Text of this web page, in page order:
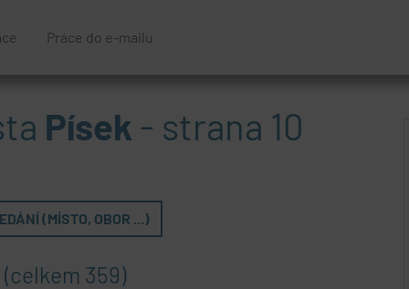
Práce do e-mailu
Písek - strana 10
(MÍSTO, OBOR ...)
(celkem 359)